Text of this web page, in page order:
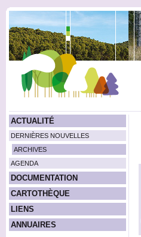
ACTUALITÉ
DERNIÈRES NOUVELLES
ARCHIVES
AGENDA
DOCUMENTATION
CARTOTHÈQUE
LIENS
ANNUAIRES